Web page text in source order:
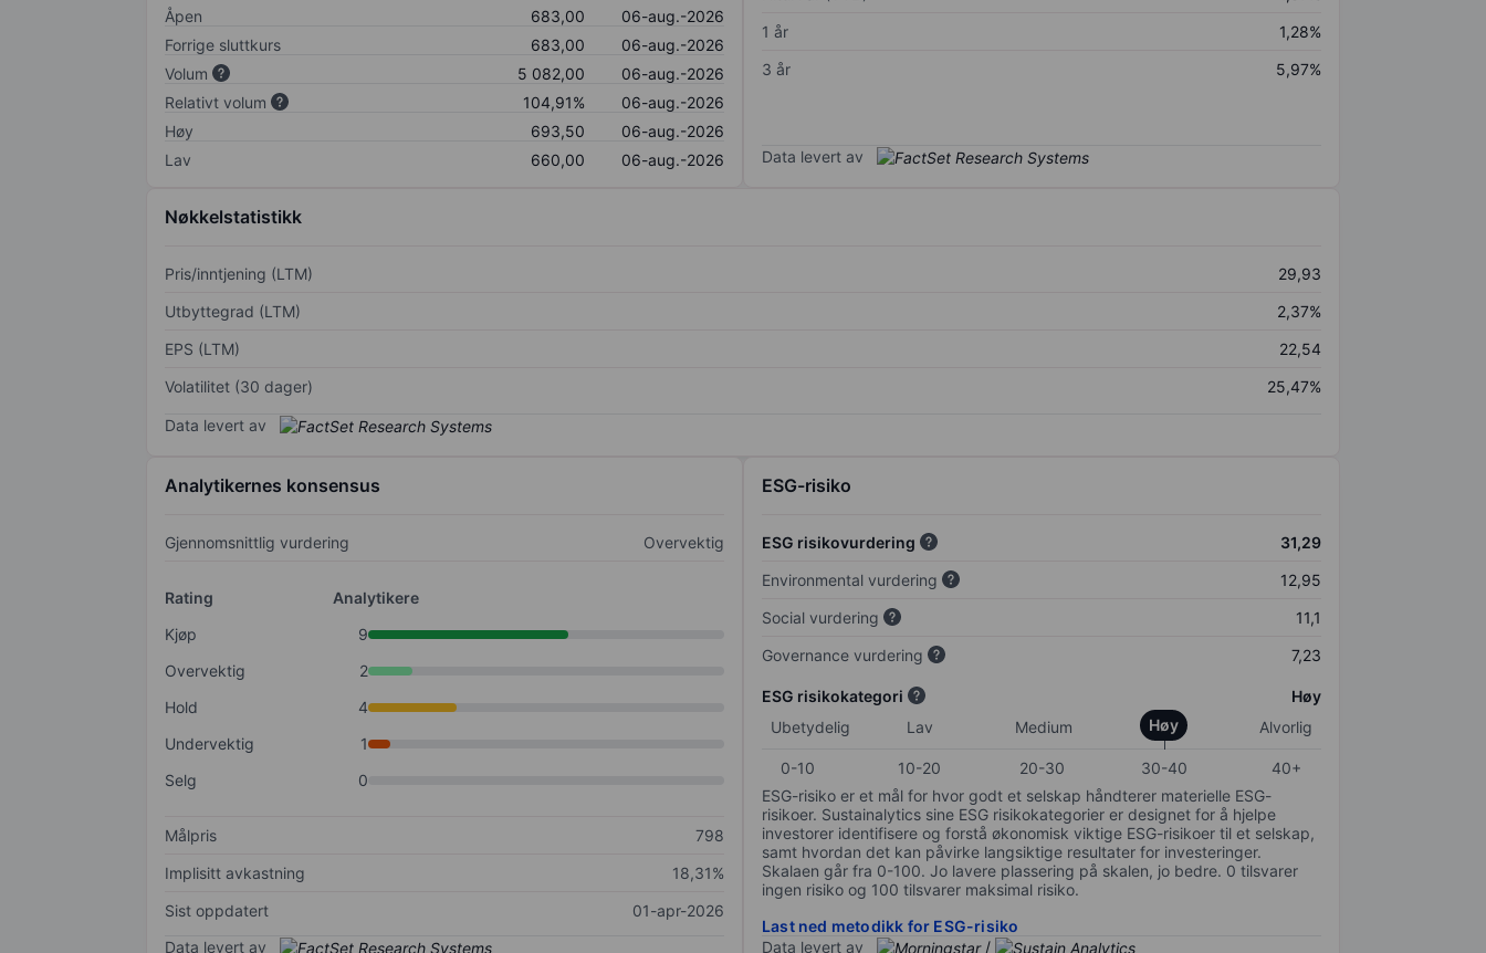
Åpen
683,00
06-aug.-2026
Forrige sluttkurs
683,00
06-aug.-2026
Volum
5 082,00
06-aug.-2026
Relativt volum
104,91%
06-aug.-2026
Høy
693,50
06-aug.-2026
Lav
660,00 06-aug.-2026
1 år
1,28%
3 år
5,97%
Data levert av
Nøkkelstatistikk
Pris/inntjening (LTM)
29,93
Utbyttegrad (LTM)
2,37%
EPS (LTM)
22,54
Volatilitet (30 dager)
25,47%
Data levert av
Analytikernes konsensus
Gjennomsnittlig vurdering Overvektig
Rating
Analytikere
Kjøp
9
Overvektig
2
Hold
4
Undervektig
1
Selg
0
Målpris
798
Implisitt avkastning
18,31%
Sist oppdatert
01-apr-2026
Data levert av
ESG-risiko
ESG risikovurdering
31,29
Environmental vurdering
12,95
Social vurdering
11,1
Governance vurdering
7,23
ESG risikokategori
Høy
Ubetydelig
Lav Medium Høy Alvorlig
0-10 10-20 20-30 30-40
40+
ESG-risiko er et mål for hvor godt et selskap håndterer materielle ESG-
risikoer. Sustainalytics sine ESG risikokategorier er designet for å hjelpe
investorer identifisere og forstå økonomisk viktige ESG-risikoer til et selskap,
samt hvordan det kan påvirke langsiktige resultater for investeringer.
Skalaen går fra 0-100. Jo lavere plassering på skalen, jo bedre. 0 tilsvarer
ingen risiko og 100 tilsvarer maksimal risiko.
Last ned metodikk for ESG-risiko
Data levert av
/